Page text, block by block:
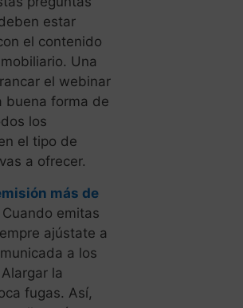
estar
el contenido
Una
el webinar
buena forma de
los
el tipo de
a ofrecer.
más de
Cuando emitas
ajústate a
a los
la
fugas. Así,